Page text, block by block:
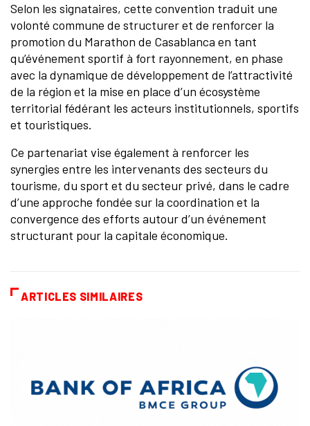
Selon les signataires, cette convention traduit une
volonté commune de structurer et de renforcer la
promotion du Marathon de Casablanca en tant
qu’événement sportif à fort rayonnement, en phase
avec la dynamique de développement de l’attractivité
de la région et la mise en place d’un écosystème
territorial fédérant les acteurs institutionnels, sportifs
et touristiques.
Ce partenariat vise également à renforcer les
synergies entre les intervenants des secteurs du
tourisme, du sport et du secteur privé, dans le cadre
d’une approche fondée sur la coordination et la
convergence des efforts autour d’un événement
structurant pour la capitale économique.
ARTICLES SIMILAIRES